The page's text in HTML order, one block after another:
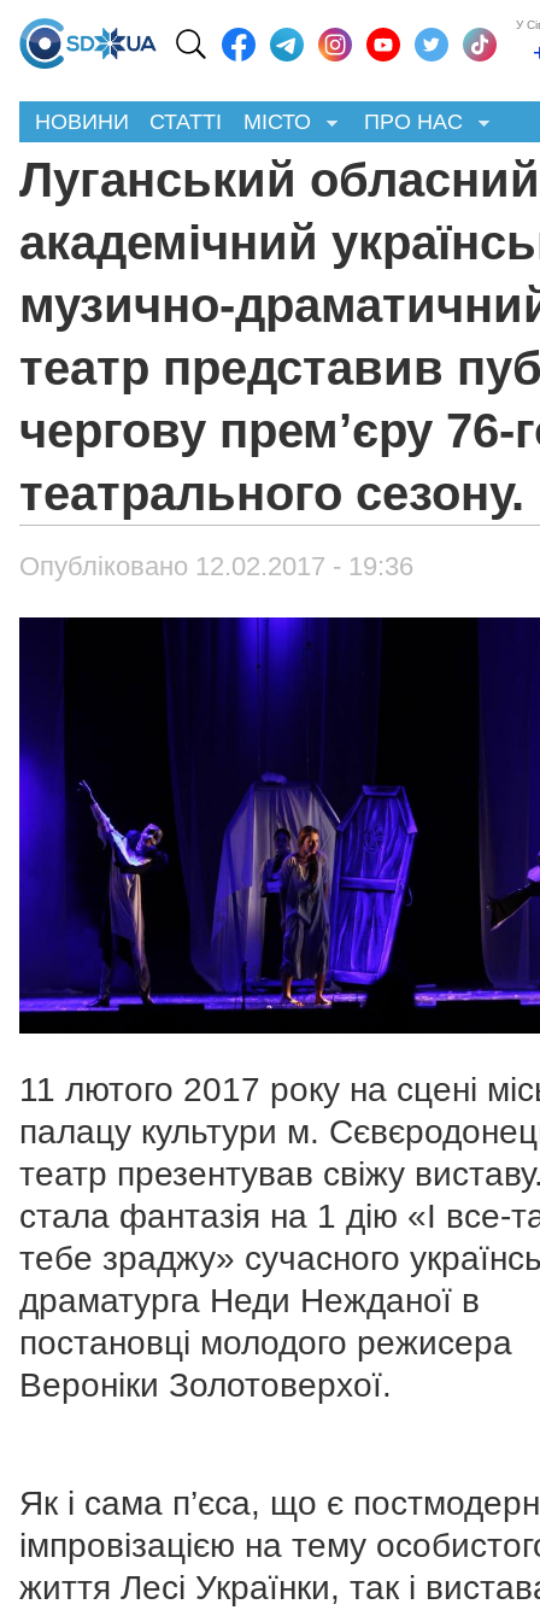
У
НОВИНИ СТАТТІ МІСТО ПРО НАС
Луганський обласний
академічний
музично-
театр представив
чергову прем’єру 76-
театрального сезону.
Опубліковано 12.02.2017 - 19:36
11 лютого 2017 року на сцені
палацу культури м.
театр презентував свіжу
стала фантазія на 1 дію «І все-
тебе зраджу» сучасного
драматурга Неди Нежданої в
постановці молодого режисера
Вероніки Золотоверхої.
Як і сама п’єса, що є
імпровізацією на тему
життя Лесі Українки, так і